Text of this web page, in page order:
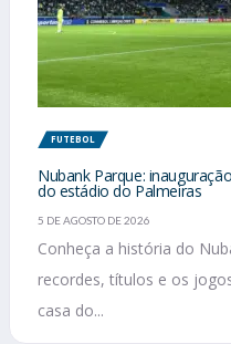
FUTEBOL
Nubank Parque:
do estádio do Palmeiras
5 DE AGOSTO DE 2026
Conheça a história do
recordes, títulos e os
casa do...